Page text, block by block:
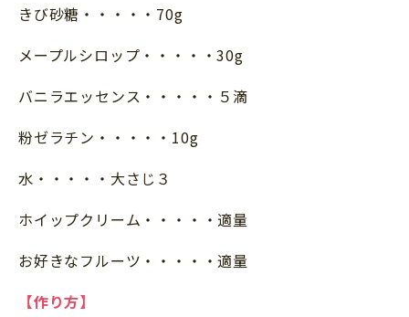
きび砂糖・・・・・70g
メープルシロップ・・・・・30g
バニラエッセンス・・・・・５滴
粉ゼラチン・・・・・10g
水・・・・・大さじ３
ホイップクリーム・・・・・適量
お好きなフルーツ・・・・・適量
【作り方】